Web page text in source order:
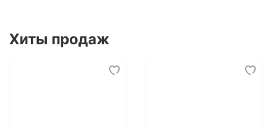
Хиты продаж